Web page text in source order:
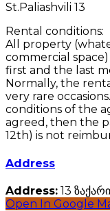
St.Paliashvili 13
Rental conditions:
All property
commercial
first and the last
Normally, the
very rare
conditions of the
agreed, then the
12th) is not
Address
Address: 13
Open In Google